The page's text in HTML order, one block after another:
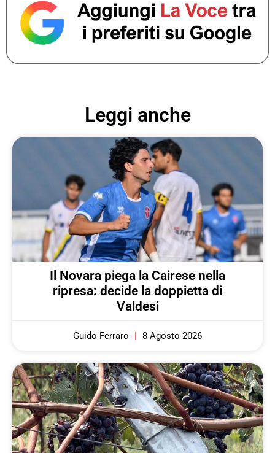
Leggi anche
Il Novara piega la Cairese nella
ripresa: decide la doppietta di
Valdesi
Guido Ferraro 8 Agosto 2026